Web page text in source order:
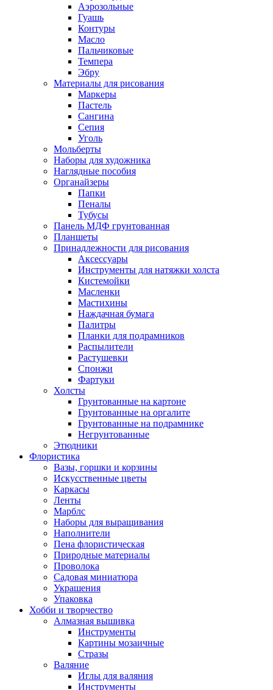
Аэрозольные
Гуашь
Контуры
Масло
Пальчиковые
Темпера
Эбру
Материалы для рисования
Маркеры
Пастель
Сангина
Сепия
Уголь
Мольберты
Наборы для художника
Наглядные пособия
Органайзеры
Папки
Пеналы
Тубусы
Панель МДФ грунтованная
Планшеты
Принадлежности для рисования
Аксессуары
Инструменты для натяжки холста
Кистемойки
Масленки
Мастихины
Наждачная бумага
Палитры
Планки для подрамников
Распылители
Растушевки
Спонжи
Фартуки
Холсты
Грунтованные на картоне
Грунтованные на оргалите
Грунтованные на подрамнике
Негрунтованные
Этюдники
Флористика
Вазы, горшки и корзины
Искусственные цветы
Каркасы
Ленты
Марблс
Наборы для выращивания
Наполнители
Пена флористическая
Природные материалы
Проволока
Садовая миниатюра
Украшения
Упаковка
Хобби и творчество
Алмазная вышивка
Инструменты
Картины мозаичные
Стразы
Валяние
Иглы для валяния
Инструменты